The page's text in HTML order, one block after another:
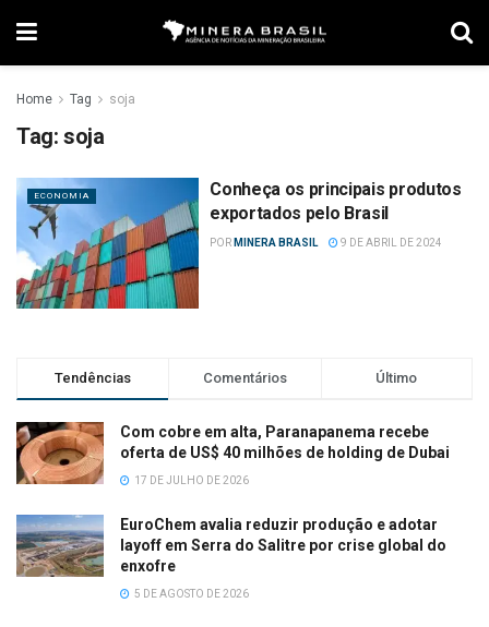
Home Tag soja
Tag: soja
ECONOMIA
Conheça os principais produtos
exportados pelo Brasil
POR MINERA BRASIL 9 DE ABRIL DE 2024
Tendências Comentários Último
Com cobre em alta, Paranapanema recebe
oferta de US$ 40 milhões de holding de Dubai
17 DE JULHO DE 2026
EuroChem avalia reduzir produção e adotar
layoff em Serra do Salitre por crise global do
enxofre
5 DE AGOSTO DE 2026